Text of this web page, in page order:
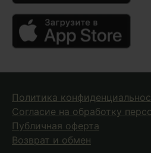
Политика
Согласие на обработку
Публичная оферта
Возврат и обмен